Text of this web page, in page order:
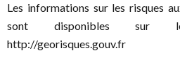
Les informations sur les risques
sont disponibles sur
http://georisques.gouv.fr